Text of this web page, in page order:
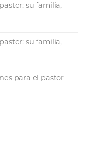
su familia,
su familia,
para el pastor